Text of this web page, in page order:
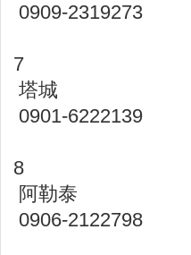
0909-2319273
7
塔城
0901-6222139
8
阿勒泰
0906-2122798